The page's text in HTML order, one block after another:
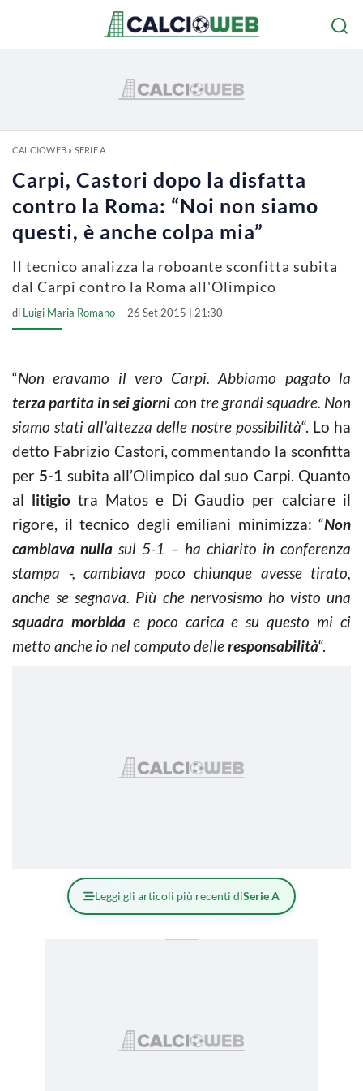
CALCIOWEB» SERIE A
Carpi, Castori dopo la disfatta
contro la Roma: “Noi non siamo
questi, è anche colpa mia”
Il tecnico analizza la roboante sconfitta subita
dal Carpi contro la Roma all'Olimpico
di Luigi Maria Romano 26 Set 2015 | 21:30
“Non eravamo il vero Carpi. Abbiamo pagato la
terza partita in sei giorni con tre grandi squadre. Non
siamo stati all’altezza delle nostre possibilità“. Lo ha
detto Fabrizio Castori, commentando la sconfitta
per 5-1 subita all’Olimpico dal suo Carpi. Quanto
al litigio tra Matos e Di Gaudio per calciare il
rigore, il tecnico degli emiliani minimizza: “Non
cambiava nulla sul 5-1 – ha chiarito in conferenza
stampa -, cambiava poco chiunque avesse tirato,
anche se segnava. Più che nervosismo ho visto una
squadra morbidae poco carica e su questo mi ci
metto anche io nel computo delleresponsabilità“.
Leggi gli articoli più recenti diSerie A